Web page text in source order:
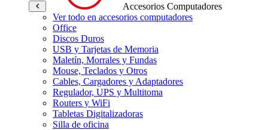
Accesorios Computadores
Ver todo en accesorios computadores
Office
Discos Duros
USB y Tarjetas de Memoria
Maletín, Morrales y Fundas
Mouse, Teclados y Otros
Cables, Cargadores y Adaptadores
Regulador, UPS y Multitoma
Routers y WiFi
Tabletas Digitalizadoras
Silla de oficina